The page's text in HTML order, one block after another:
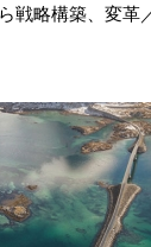
戦略構築、変革